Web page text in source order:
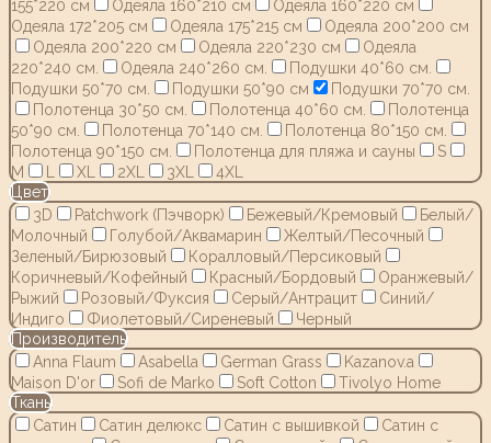
155*220 см
Одеяла 160*210 см
Одеяла 160*220 см
Одеяла 172*205 см
Одеяла 175*215 см
Одеяла 200*200 см
Одеяла 200*220 см
Одеяла 220*230 см
Одеяла
220*240 см.
Одеяла 240*260 см.
Подушки 40*60 см.
Подушки 50*70 см.
Подушки 50*90 см
Подушки 70*70 см.
Полотенца 30*50 см.
Полотенца 40*60 см.
Полотенца
50*90 см.
Полотенца 70*140 см.
Полотенца 80*150 см.
Полотенца 90*150 см.
Полотенца для пляжа и сауны
S
M
XL 2XL 3XL
4XL
Цвет
3D
Patchwork (Пэчворк) Бежевый/Кремовый
Белый/
Молочный
Голубой/Аквамарин
Желтый/Песочный
Зеленый/Бирюзовый
Коралловый/Персиковый
Коричневый/Кофейный
Красный/Бордовый
Оранжевый/
Рыжий
Розовый/Фуксия Серый/Антрацит
Синий/
Индиго
Фиолетовый/Сиреневый
Черный
Производитель
Anna Flaum
Asabella German Grass
Kazanov.a
Maison D'or
Sofi de Marko Soft Cotton
Tivolyo Home
Ткань
Сатин
Сатин делюкс Сатин с вышивкой
Сатин с